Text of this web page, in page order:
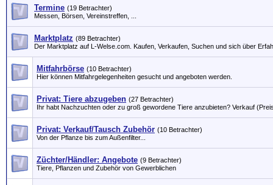
Termine (19 Betrachter)
Messen, Börsen, Vereinstreffen, ...
Marktplatz (89 Betrachter)
Der Marktplatz auf L-Welse.com. Kaufen, Verkaufen, Suchen und sich über
Mitfahrbörse (10 Betrachter)
Hier können Mitfahrgelegenheiten gesucht und angeboten werden.
Privat: Tiere abzugeben (27 Betrachter)
Ihr habt Nachzuchten oder zu groß gewordene Tiere anzubieten? Verkauf
Privat: Verkauf/Tausch Zubehör (10 Betrachter)
Von der Pflanze bis zum Außenfilter...
Züchter/Händler: Angebote (9 Betrachter)
Tiere, Pflanzen und Zubehör von Gewerblichen